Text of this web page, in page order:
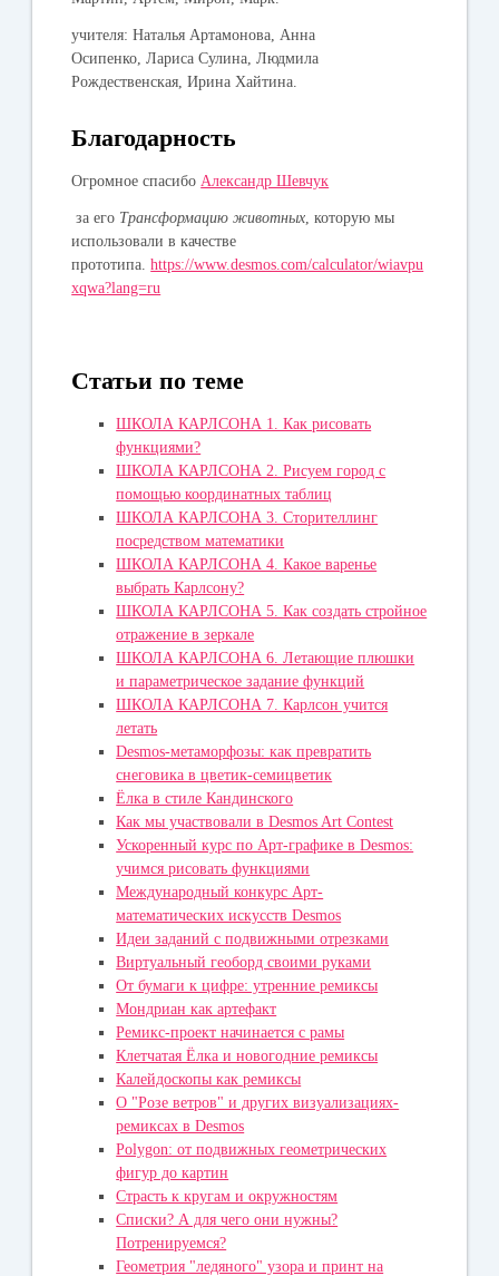
учителя: Наталья Артамонова, Анна
Осипенко, Лариса Сулина, Людмила
Рождественская, Ирина Хайтина.
Благодарность
Огромное спасибо Александр Шевчук
за его Трансформацию животных , которую мы
использовали в качестве
прототипа.https://www.desmos.com/calculator/wiavpu
xqwa?lang=ru
Статьи по теме
ШКОЛА КАРЛСОНА 1. Как рисовать
функциями?
ШКОЛА КАРЛСОНА 2. Рисуем город с
помощью координатных таблиц
ШКОЛА КАРЛСОНА 3. Сторителлинг
посредством математики
ШКОЛА КАРЛСОНА 4. Какое варенье
выбрать Карлсону?
ШКОЛА КАРЛСОНА 5. Как создать стройное
отражение в зеркале
ШКОЛА КАРЛСОНА 6. Летающие плюшки
и параметрическое задание функций
ШКОЛА КАРЛСОНА 7. Карлсон учится
летать
Desmos-метаморфозы: как превратить
снеговика в цветик-семицветик
Ёлка в стиле Кандинского
Как мы участвовали в Desmos Art Contest
Ускоренный курс по Арт-графике в Desmos:
учимся рисовать функциями
Международный конкурс Арт-
математических искусств Desmos
Идеи заданий с подвижными отрезками
Виртуальный геоборд своими руками
От бумаги к цифре: утренние ремиксы
Мондриан как артефакт
Ремикс-проект начинается с рамы
Клетчатая Ёлка и новогодние ремиксы
Калейдоскопы как ремиксы
О "Розе ветров" и других визуализациях-
ремиксах в Desmos
Polygon: от подвижных геометрических
фигур до картин
Страсть к кругам и окружностям
Списки? А для чего они нужны?
Потренируемся?
Геометрия "ледяного" узора и принт на